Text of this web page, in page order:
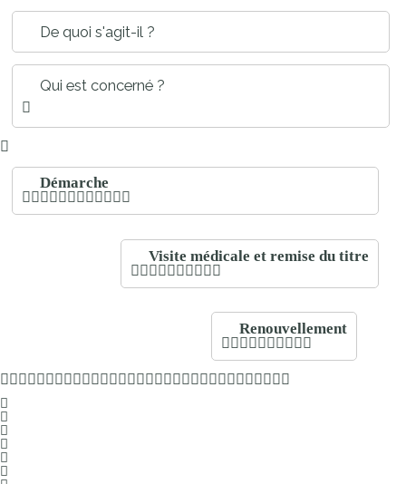
De quoi s'agit-il ?
Qui est concerné ?
Démarche
Visite médicale et remise du titre
Renouvellement